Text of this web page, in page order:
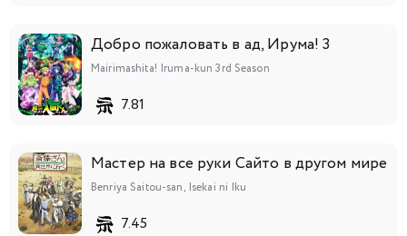
Добро пожаловать в ад, Ирума! 3
Mairimashita! Iruma-kun 3rd Season
7.81
Мастер на все руки Сайто в другом мире
Benriya Saitou-san, Isekai ni Iku
7.45